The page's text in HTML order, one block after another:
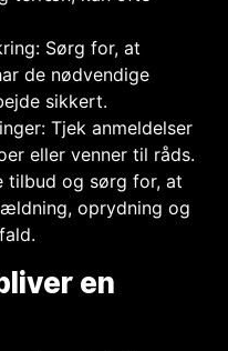
Sørg for, at
de nødvendige
sikkert.
Tjek anmeldelser
eller venner til råds.
tilbud og sørg for, at
oprydning og
en